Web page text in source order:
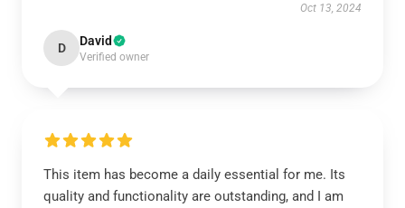
Oct 13, 2024
D David
Verified owner
This item has become a daily essential for me. Its
quality and functionality are outstanding, and I am